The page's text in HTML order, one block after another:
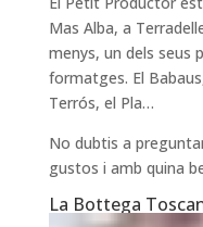
Mas Alba, a
menys, un dels seus
formatges. El
Terrós, el Pla…
No dubtis a
gustos i amb quina
La Bottega